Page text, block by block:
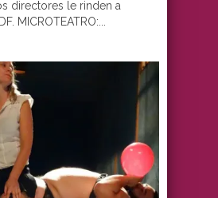
directores le rinden a
MICROTEATRO:...